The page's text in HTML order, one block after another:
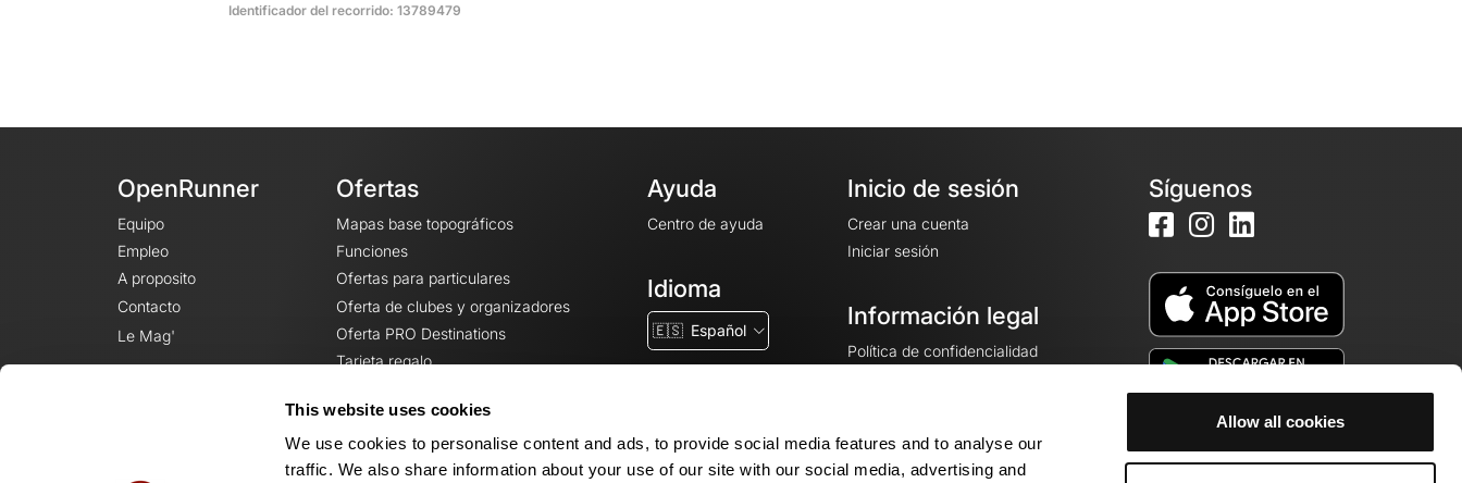
This website uses cookies
We use cookies to personalise content and ads, to provide social media features and to analyse our
traffic. We also share information about your use of our site with our social media, advertising and
Allow all cookies
Identificador del recorrido: 13789479
OpenRunner
Equipo
Empleo
A proposito
Contacto
Le Mag'
Ofertas
Mapas base topográficos
Funciones
Ofertas para particulares
Oferta de clubes y organizadores
Oferta PRO Destinations
Tarjeta regalo
Ayuda
Centro de ayuda
Idioma
🇪🇸 Español
Inicio de sesión
Crear una cuenta
Iniciar sesión
Información legal
Política de confidencialidad
Avisos legales
Configuración de cookies
Síguenos